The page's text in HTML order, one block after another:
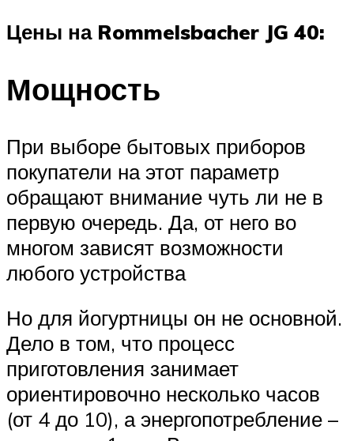
Цены на Rommelsbacher JG 40:
Мощность
При выборе бытовых приборов
покупатели на этот параметр
обращают внимание чуть ли не в
первую очередь. Да, от него во
многом зависят возможности
любого устройства
Но для йогуртницы он не основной.
Дело в том, что процесс
приготовления занимает
ориентировочно несколько часов
(от 4 до 10), а энергопотребление –